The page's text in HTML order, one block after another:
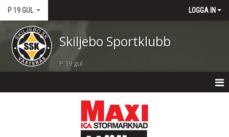
P 19 GUL LOGGA IN
Skiljebo Sportklubb
P 19 gul